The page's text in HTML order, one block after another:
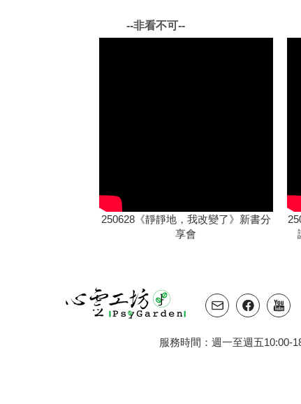
--非看不可--
250628《靜靜地，我改變了》新書分
享會
服務時間：週一至週五10:00-